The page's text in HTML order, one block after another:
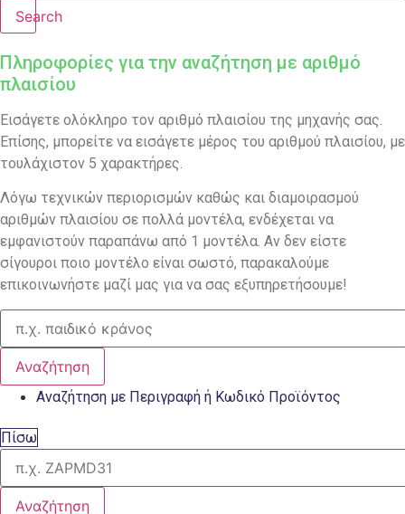
Search
Πληροφορίες για την αναζήτηση με αριθμό
πλαισίου
Εισάγετε ολόκληρο τον αριθμό πλαισίου της μηχανής σας.
Επίσης, μπορείτε να εισάγετε μέρος του αριθμού πλαισίου, με
τουλάχιστον 5 χαρακτήρες.
Λόγω τεχνικών περιορισμών καθώς και διαμοιρασμού
αριθμών πλαισίου σε πολλά μοντέλα, ενδέχεται να
εμφανιστούν παραπάνω από 1 μοντέλα. Αν δεν είστε
σίγουροι ποιο μοντέλο είναι σωστό, παρακαλούμε
επικοινωνήστε μαζί μας για να σας εξυπηρετήσουμε!
Αναζήτηση
Αναζήτηση με Περιγραφή ή Κωδικό Προϊόντος
Πίσω
Αναζήτηση